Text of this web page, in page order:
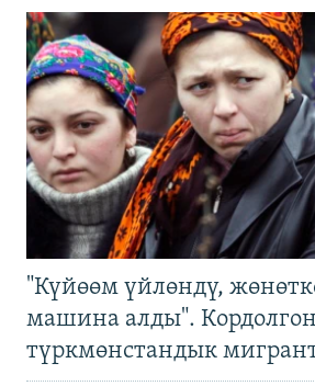
"Күйөөм үйлөндү,
машина алды". Кордолгон
түркмөнстандык